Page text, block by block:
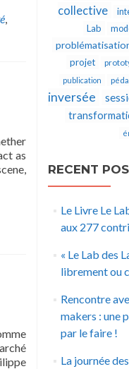
,
as
collective
Lab
projet
publication
inversée
RECENT
Le Livre Le
aux 277
« Le Lab des
librement ou
Rencontre
makers : une
par le faire !
La journée